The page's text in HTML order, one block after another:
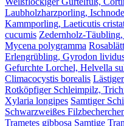
Laubholzharzporling,
Kammporling, Laeticutis
cucumis Zedernholz-Täubling,
Mycena polygramma
Erlengrübling, Gyrodon
Gefurchte Lorchel, Helvella
Climacocystis borealis
Rotköpfiger Schleimpilz,
Xylaria longipes Samtiger
Schwarzweißes
Trametes gibbosa Samtige